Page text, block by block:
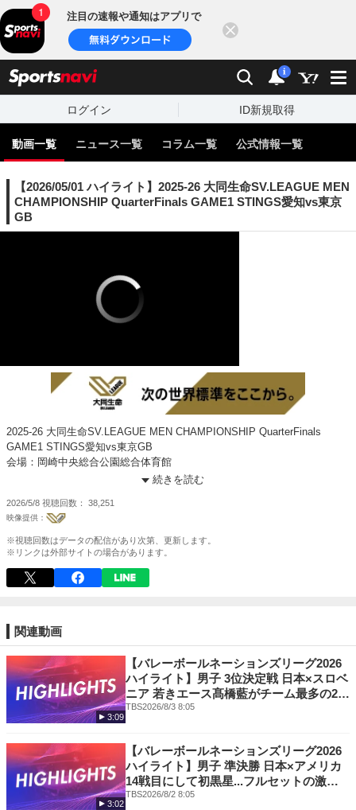
注目の速報や通知はアプリで
検索 通知
i
ログイン ID新規取得
動画一覧 ニュース一覧 コラム一覧 公式情報一覧
【2026/05/01 ハイライト】2025-26 大同生命SV.LEAGUE MEN
CHAMPIONSHIP QuarterFinals GAME1 STINGS愛知vs東京
GB
2025-26 大同生命SV.LEAGUE MEN CHAMPIONSHIP QuarterFinals
GAME1 STINGS愛知vs東京GB
会場：岡崎中央総合公園総合体育館
大同生命SV.LEAGUE全試合LIVE配信中
https://jod.jsports.co.jp/p/volleyball/svleague_men/110621-L
#大同生命SVリーグ #SVリーグ #VOLLEYBALL
続きを読む
2026/5/8 視聴回数 38,251
※視聴回数はデータの配信があり次第、更新します。
※リンクは外部サイトの場合があります。
関連動画
3:09
【バレーボールネーションズリーグ2026
ハイライト】男子 3位決定戦 日本×スロベ
ニア 若きエース髙橋藍がチーム最多の20
得点をあげるもスロベニアの粘り強い守
TBS2026/8/3 8:05
3:02
【バレーボールネーションズリーグ2026
ハイライト】男子 準決勝 日本×アメリカ
14戦目にして初黒星...フルセットの激闘
の末に敗れた日本、2大会ぶりのメダルを
TBS2026/8/2 8:05